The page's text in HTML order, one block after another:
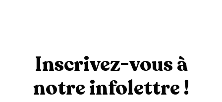
Inscrivez-vous à
notre infolettre !